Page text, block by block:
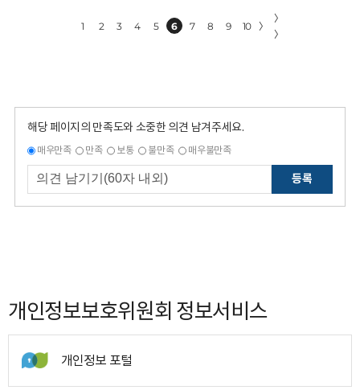
1 2 3 4 5 6 7 8 9 10 〉
〉
〉
해당 페이지의 만족도와 소중한 의견 남겨주세요.
매우만족 만족 보통 불만족 매우불만족
등록
개인정보보호위원회 정보서비스
개인정보 포털